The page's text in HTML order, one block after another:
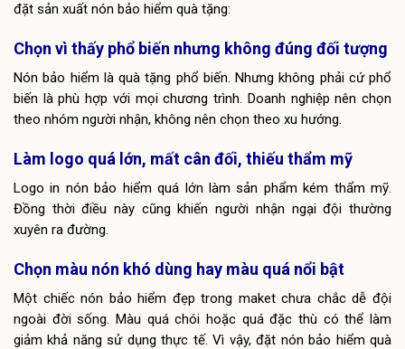
đặt sản xuất nón bảo hiểm quà tặng:
Chọn vì thấy phổ biến nhưng không đúng đối tượng
Nón bảo hiểm là quà tặng phổ biến. Nhưng không phải cứ phổ
biến là phù hợp với mọi chương trình. Doanh nghiệp nên chọn
theo nhóm người nhận, không nên chọn theo xu hướng.
Làm logo quá lớn, mất cân đối, thiếu thẩm mỹ
Logo in nón bảo hiểm quá lớn làm sản phẩm kém thẩm mỹ.
Đồng thời điều này cũng khiến người nhận ngại đội thường
xuyên ra đường.
Chọn màu nón khó dùng hay màu quá nổi bật
Một chiếc nón bảo hiểm đẹp trong maket chưa chắc dễ đội
ngoài đời sống. Màu quá chói hoặc quá đặc thù có thể làm
giảm khả năng sử dụng thực tế. Vì vậy, đặt nón bảo hiểm quà